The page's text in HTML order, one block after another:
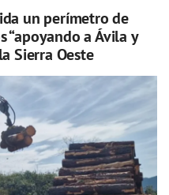
un perímetro de
a Ávila y
Sierra Oeste